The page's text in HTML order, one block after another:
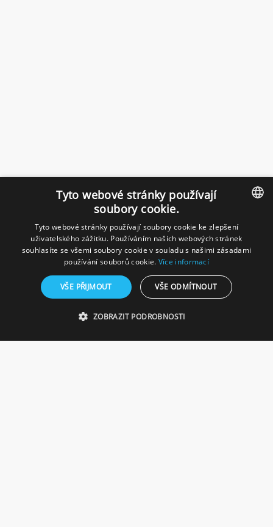
CZECH
GERMAN
Tyto webové stránky používají
soubory cookie.
Tyto webové stránky používají soubory cookie ke zlepšení
uživatelského zážitku. Používáním našich webových stránek
souhlasíte se všemi soubory cookie v souladu s našimi zásadami
používání souborů cookie. Více informací
VŠE PŘIJMOUT VŠE ODMÍTNOUT
ZOBRAZIT PODROBNOSTI